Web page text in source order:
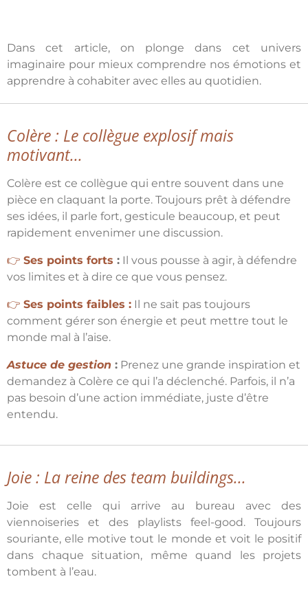
Dans cet article, on plonge dans cet univers
imaginaire pour mieux comprendre nos émotions et
apprendre à cohabiter avec elles au quotidien.
Colère : Le collègue explosif mais
motivant...
Colère est ce collègue qui entre souvent dans une
pièce en claquant la porte. Toujours prêt à défendre
ses idées, il parle fort, gesticule beaucoup, et peut
rapidement envenimer une discussion.
👉 Ses points forts : Il vous pousse à agir, à défendre
vos limites et à dire ce que vous pensez.
👉 Ses points faibles : Il ne sait pas toujours
comment gérer son énergie et peut mettre tout le
monde mal à l’aise.
Astuce de gestion : Prenez une grande inspiration et
demandez à Colère ce qui l’a déclenché. Parfois, il n’a
pas besoin d’une action immédiate, juste d’être
entendu.
Joie : La reine des team buildings...
Joie est celle qui arrive au bureau avec des
viennoiseries et des playlists feel-good. Toujours
souriante, elle motive tout le monde et voit le positif
dans chaque situation, même quand les projets
tombent à l’eau.